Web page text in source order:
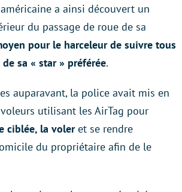
a ainsi découvert un
du passage de roue de sa
pour le harceleur de suivre tous
sa « star » préférée.
auparavant, la police avait mis en
utilisant les AirTag pour
ciblée, la voleret se rendre
du propriétaire afin de le